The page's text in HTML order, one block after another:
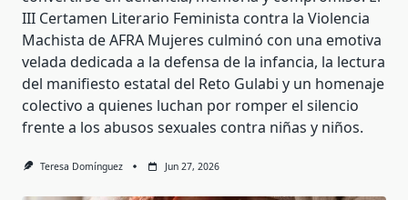
III Certamen Literario Feminista contra la Violencia
Machista de AFRA Mujeres culminó con una emotiva
velada dedicada a la defensa de la infancia, la lectura
del manifiesto estatal del Reto Gulabi y un homenaje
colectivo a quienes luchan por romper el silencio
frente a los abusos sexuales contra niñas y niños.
Teresa Domínguez Jun 27, 2026